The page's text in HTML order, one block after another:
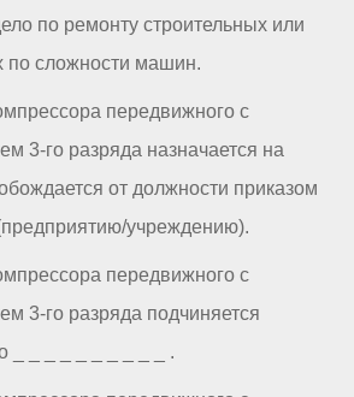
по ремонту строительных или
по сложности машин.
передвижного с
3-го разряда назначается на
от должности приказом
учреждению).
передвижного с
3-го разряда подчиняется
_ _ _ _ _ _ _ _ _ _ .